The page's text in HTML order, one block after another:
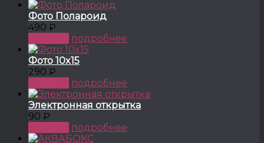
Фото Полароид
490 ₽
подробнее
Фото 10x15
290 ₽
подробнее
Электронная открытка
90 ₽
подробнее